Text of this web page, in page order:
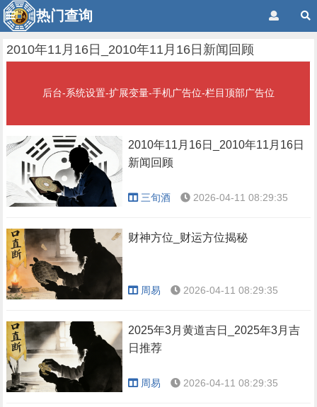
热门查询
2010年11月16日_2010年11月16日新闻回顾
后台-系统设置-扩展变量-手机广告位-栏目顶部广告位
2010年11月16日_2010年11月16日
新闻回顾
三旬酒 2026-04-11 08:29:35
财神方位_财运方位揭秘
周易 2026-04-11 08:29:35
2025年3月黄道吉日_2025年3月吉
日推荐
周易 2026-04-11 08:29:35